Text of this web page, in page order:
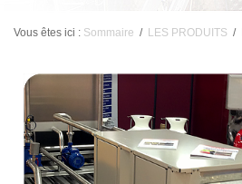
Vous êtes ici : Sommaire / LES PRODUITS /